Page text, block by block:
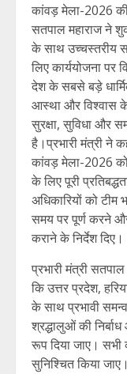
कांवड़ मेला-2026 की
सतपाल महाराज ने
के साथ उच्चस्तरीय
लिए कार्ययोजना पर
देश के सबसे बड़े
आस्था और विश्वास
सुरक्षा, सुविधा और
है।प्रभारी मंत्री ने
कांवड़ मेला-2026 को
के लिए पूरी
अधिकारियों को टीम
समय पर पूर्ण करने
कराने के निर्देश दिए।
प्रभारी मंत्री
कि उत्तर प्रदेश,
के साथ प्रभावी
श्रद्धालुओं की
रूप दिया जाए। सभी
सुनिश्चित किया